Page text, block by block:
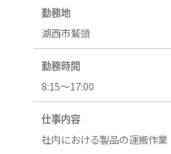
勤務地
湖西市鷲頭
勤務時間
8:15～17:00
仕事内容
社内における製品の運搬作業